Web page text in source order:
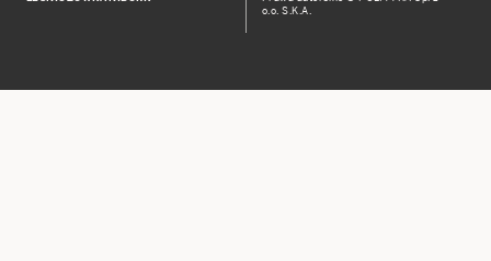
o.o. S.K.A.